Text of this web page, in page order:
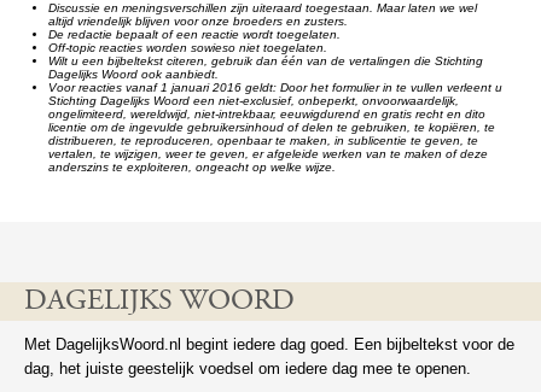
Discussie en meningsverschillen zijn uiteraard toegestaan. Maar laten we wel
altijd vriendelijk blijven voor onze broeders en zusters.
De redactie bepaalt of een reactie wordt toegelaten.
Off-topic reacties worden sowieso niet toegelaten.
Wilt u een bijbeltekst citeren, gebruik dan één van de vertalingen die Stichting
Dagelijks Woord ook aanbiedt.
Voor reacties vanaf 1 januari 2016 geldt: Door het formulier in te vullen verleent u
Stichting Dagelijks Woord een niet-exclusief, onbeperkt, onvoorwaardelijk,
ongelimiteerd, wereldwijd, niet-intrekbaar, eeuwigdurend en gratis recht en dito
licentie om de ingevulde gebruikersinhoud of delen te gebruiken, te kopiëren, te
distribueren, te reproduceren, openbaar te maken, in sublicentie te geven, te
vertalen, te wijzigen, weer te geven, er afgeleide werken van te maken of deze
anderszins te exploiteren, ongeacht op welke wijze.
DAGELIJKS WOORD
Met DagelijksWoord.nl begint iedere dag goed. Een bijbeltekst voor de
dag, het juiste geestelijk voedsel om iedere dag mee te openen.